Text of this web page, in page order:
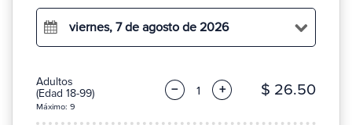
viernes, 7 de agosto de 2026
Adultos
(Edad 18-99)
Máximo: 9
− + $ 26.50